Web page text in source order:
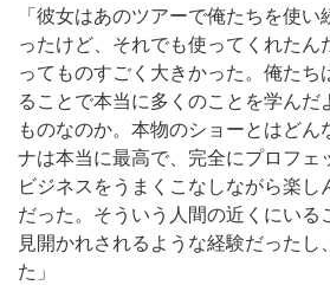
「彼女はあのツアーで俺たちを使
ったけど、それでも使ってくれたん
ってものすごく大きかった。俺たち
ることで本当に多くのことを学んだ
ものなのか。本物のショーとはどん
ナは本当に最高で、完全にプロフェ
ビジネスをうまくこなしながら楽し
だった。そういう人間の近くにいる
見開かれされるような経験だったし
た」